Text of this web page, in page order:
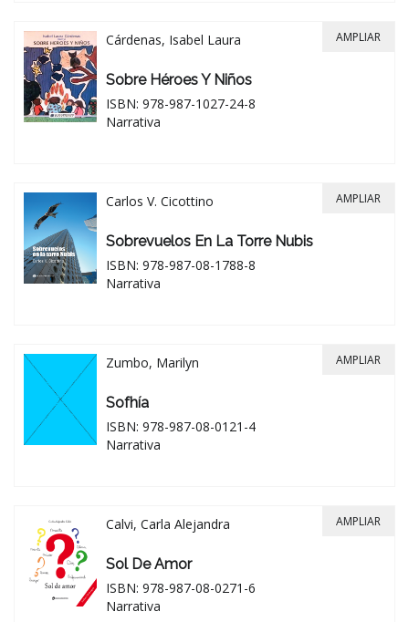
Cárdenas, Isabel Laura
Sobre Héroes Y Niños
ISBN: 978-987-1027-24-8
Narrativa
AMPLIAR
Carlos V. Cicottino
Sobrevuelos En La Torre Nubis
ISBN: 978-987-08-1788-8
Narrativa
AMPLIAR
Zumbo, Marilyn
Sofhía
ISBN: 978-987-08-0121-4
Narrativa
AMPLIAR
Calvi, Carla Alejandra
Sol De Amor
ISBN: 978-987-08-0271-6
Narrativa
AMPLIAR